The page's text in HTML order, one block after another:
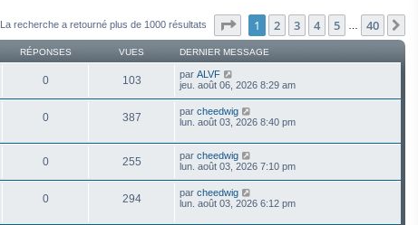
La recherche a retourné plus de 1000 résultats Page sur40
1 2 3 4 5 40
RÉPONSES VUES DERNIER MESSAGE
0 103 par ALVF
jeu. août 06, 2026 8:29 am
0 387 par cheedwig
lun. août 03, 2026 8:40 pm
0 255 par cheedwig
lun. août 03, 2026 7:10 pm
0 294 par cheedwig
lun. août 03, 2026 6:12 pm